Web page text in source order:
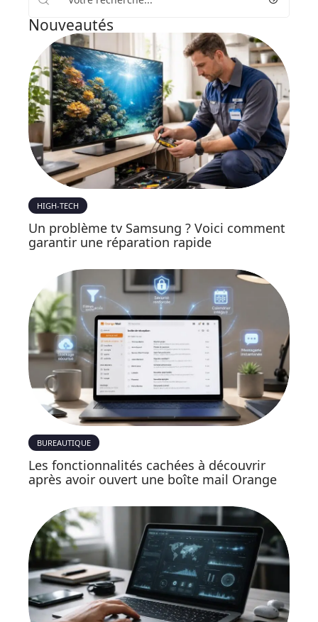
Nouveautés
HIGH-TECH
Un problème tv Samsung ? Voici comment
garantir une réparation rapide
BUREAUTIQUE
Les fonctionnalités cachées à découvrir
après avoir ouvert une boîte mail Orange